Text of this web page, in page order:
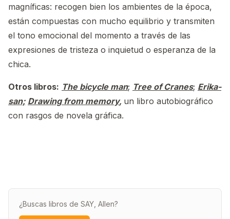
magníficas: recogen bien los ambientes de la época,
están compuestas con mucho equilibrio y transmiten
el tono emocional del momento a través de las
expresiones de tristeza o inquietud o esperanza de la
chica.
Otros libros: The bicycle man; Tree of Cranes; Erika-
san; Drawing from memory, un libro autobiográfico
con rasgos de novela gráfica.
¿Buscas libros de SAY, Allen?